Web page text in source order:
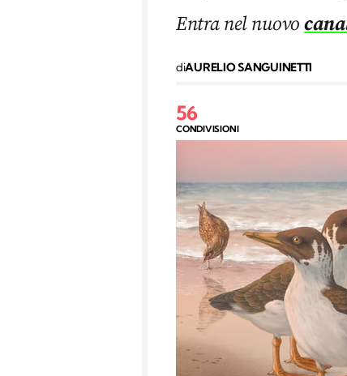
Entra nel nuovo
diAURELIO SANGUINETTI
56
CONDIVISIONI